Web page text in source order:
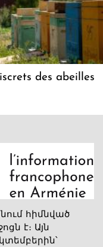
des abeilles
հիմնված
է։ Այն